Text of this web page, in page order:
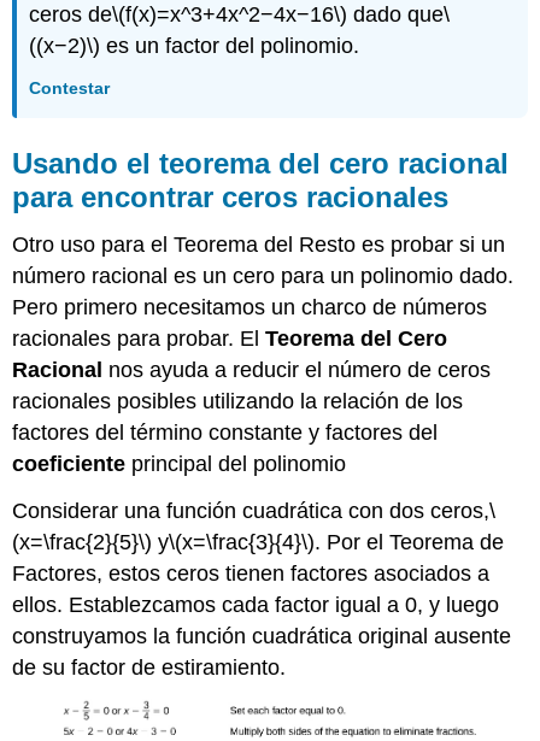
ceros de\(f(x)=x^3+4x^2−4x−16\) dado que\
((x−2)\) es un factor del polinomio.
Contestar
Usando el teorema del cero racional
para encontrar ceros racionales
Otro uso para el Teorema del Resto es probar si un
número racional es un cero para un polinomio dado.
Pero primero necesitamos un charco de números
racionales para probar. ElTeorema del Cero
Racional nos ayuda a reducir el número de ceros
racionales posibles utilizando la relación de los
factores del término constante y factores del
coeficiente principal del polinomio
Considerar una función cuadrática con dos ceros,\
(x=\frac{2}{5}\) y\(x=\frac{3}{4}\). Por el Teorema de
Factores, estos ceros tienen factores asociados a
ellos. Establezcamos cada factor igual a 0, y luego
construyamos la función cuadrática original ausente
de su factor de estiramiento.